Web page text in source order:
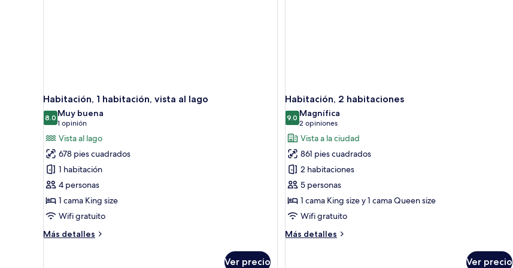
Habitación, 1 habitación, vista al lago
8.08.0 de 10
Muy buena
1 opinión
(1
opinión)
Vista al lago
678 pies cuadrados
1 habitación
4 personas
1 cama King size
Wifi gratuito
Más detalles
Más
Ver precio
Habitación, 2 habitaciones
9.09.0 de 10
Magnífica
2 opiniones
(2
opiniones)
Vista a la ciudad
861 pies cuadrados
2 habitaciones
5 personas
1 cama King size y 1 cama Queen size
Wifi gratuito
Más detalles
Más
Ver precio